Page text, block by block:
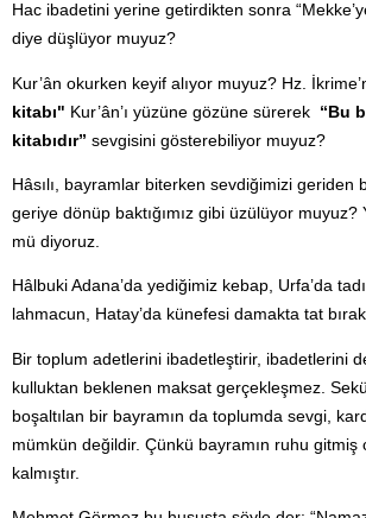
Hac ibadetini yerine getirdikten sonra
diye düşlüyor muyuz?
Kur’ân okurken keyif alıyor muyuz? Hz.
kitabı" Kur’ân’ı yüzüne gözüne sürerek “Bu
kitabıdır” sevgisini gösterebiliyor muyuz?
Hâsılı, bayramlar biterken sevdiğimizi geriden
geriye dönüp baktığımız gibi üzülüyor
mü diyoruz.
Hâlbuki Adana’da yediğimiz kebap, Urfa’da
lahmacun, Hatay’da künefesi damakta tat
Bir toplum adetlerini ibadetleştirir, ibadetlerini
kulluktan beklenen maksat gerçekleşmez.
boşaltılan bir bayramın da toplumda sevgi,
mümkün değildir. Çünkü bayramın ruhu gitmiş
kalmıştır.